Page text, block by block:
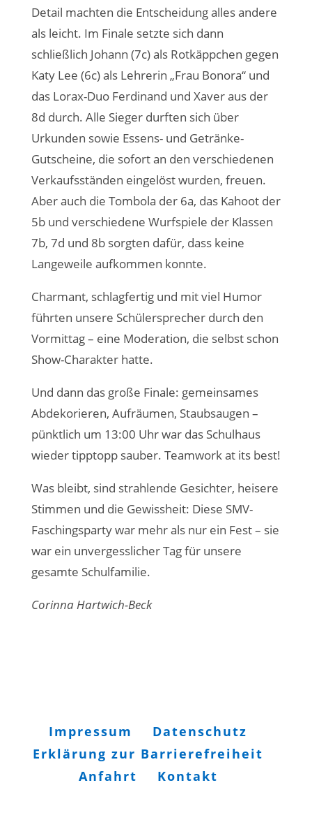
Detail machten die Entscheidung alles andere
als leicht. Im Finale setzte sich dann
schließlich Johann (7c) als Rotkäppchen gegen
Katy Lee (6c) als Lehrerin „Frau Bonora“ und
das Lorax-Duo Ferdinand und Xaver aus der
8d durch. Alle Sieger durften sich über
Urkunden sowie Essens- und Getränke-
Gutscheine, die sofort an den verschiedenen
Verkaufsständen eingelöst wurden, freuen.
Aber auch die Tombola der 6a, das Kahoot der
5b und verschiedene Wurfspiele der Klassen
7b, 7d und 8b sorgten dafür, dass keine
Langeweile aufkommen konnte.
Charmant, schlagfertig und mit viel Humor
führten unsere Schülersprecher durch den
Vormittag – eine Moderation, die selbst schon
Show-Charakter hatte.
Und dann das große Finale: gemeinsames
Abdekorieren, Aufräumen, Staubsaugen –
pünktlich um 13:00 Uhr war das Schulhaus
wieder tipptopp sauber. Teamwork at its best!
Was bleibt, sind strahlende Gesichter, heisere
Stimmen und die Gewissheit: Diese SMV-
Faschingsparty war mehr als nur ein Fest – sie
war ein unvergesslicher Tag für unsere
gesamte Schulfamilie.
Corinna Hartwich-Beck
Impressum
Datenschutz
Erklärung zur Barrierefreiheit
Anfahrt
Kontakt